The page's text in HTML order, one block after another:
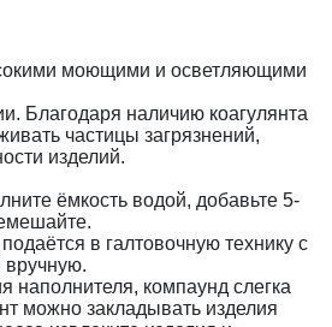
моющими и осветляющими
Благодаря наличию коагулянта
частицы загрязнений,
изделий.
ёмкость водой, добавьте 5-
в галтовочную технику с
наполнителя, компаунд слегка
можно закладывать изделия